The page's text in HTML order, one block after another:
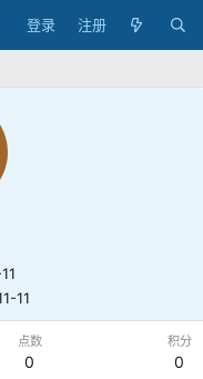
登录 注册
11
点数
0
积分
0